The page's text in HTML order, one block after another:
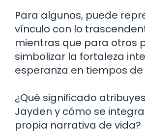
Para algunos, puede
vínculo con lo
mientras que para otros
simbolizar la fortaleza
esperanza en tiempos
¿Qué significado
Jayden y cómo se
propia narrativa de vida?